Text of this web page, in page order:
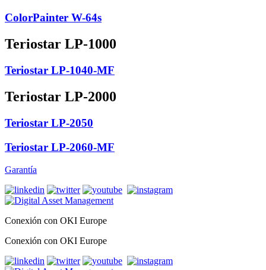
ColorPainter W-64s
Teriostar LP-1000
Teriostar LP-1040-MF
Teriostar LP-2000
Teriostar LP-2050
Teriostar LP-2060-MF
Garantía
Conexión con OKI Europe
Conexión con OKI Europe